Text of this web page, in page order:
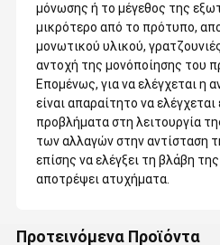
μόνωσης ή το μέγεθος της
μικρότερο από το πρότυπο,
μονωτικού υλικού,
αντοχή της μονόποίησης του
Επομένως, για να ελέγχεται η
είναι απαραίτητο να
προβλήματα στη λειτουργία
των αλλαγών στην αντίσταση
επίσης να ελέγξει τη βλάβη
αποτρέψει ατυχήματα.
Προτεινόμενα Προϊόντα
Επαγγελματίας
ΕπικεφαλήςΗ Zhenglan Cable
γνωστή ως Henan Zhengzhou Cable
μεγαλύτερες εταιρείες της
49ο όροφο του Νότιου Πύργου του
εργοστάσιο μας βρίσκεται στο